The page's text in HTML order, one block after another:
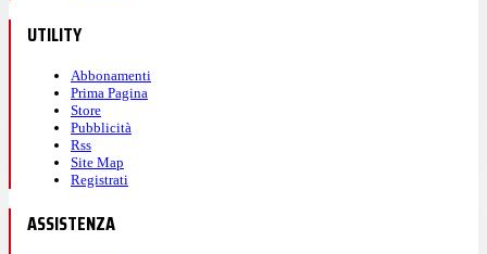
UTILITY
Abbonamenti
Prima Pagina
Store
Pubblicità
Rss
Site Map
Registrati
ASSISTENZA